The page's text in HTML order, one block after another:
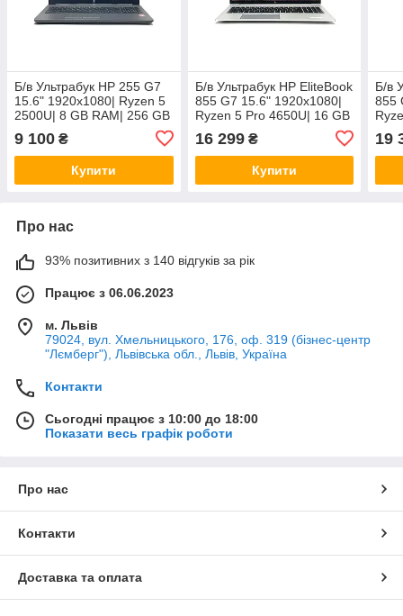
Б/в Ультрабук HP 255 G7
15.6" 1920x1080| Ryzen 5
2500U| 8 GB RAM| 256 GB
9 100 ₴
Купити
Б/в Ультрабук HP EliteBook
855 G7 15.6" 1920x1080|
Ryzen 5 Pro 4650U| 16 GB
Radeon RX Vega 6
16 299₴
Купити
Б/в
855
19
Про нас
93% позитивних з 140 відгуків за рік
Працює з 06.06.2023
м. Львів
79024, вул. Хмельницького, 176, оф. 319 (бізнес-центр
"Лємберг"), Львівська обл., Львів, Україна
Контакти
Сьогодні працює з 10:00 до 18:00
Показати весь графік роботи
Про нас
Контакти
Доставка та оплата